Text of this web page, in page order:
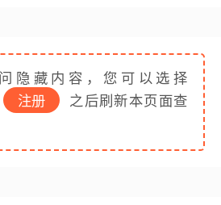
隐藏内容，您可以选择
注册
之后刷新本页面查